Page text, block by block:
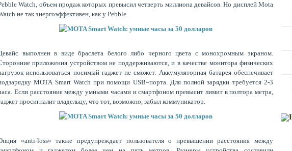
Watch, объем продаж которых превысил четверть миллиона девайсов. Но дисплей Mota
не так энергоэффективен, как у Pebble.
выполнен в виде браслета белого либо черного цвета с монохромным экраном.
приложения устройством не поддерживаются, и в качестве монитора физических
использоваться носимый гаджет не сможет. Аккумуляторная батарея обеспечивает
MOTA Smart Watch при помощи USB–порта. Для полной зарядки требуется 2-3
Если расстояние между умными часами и смартфоном превысит лимит в полтора метра,
просигналит владельцу, что тот, возможно, забыл коммуникатор.
«anti-loss» также предупреждает пользователя о превышении расстояния между